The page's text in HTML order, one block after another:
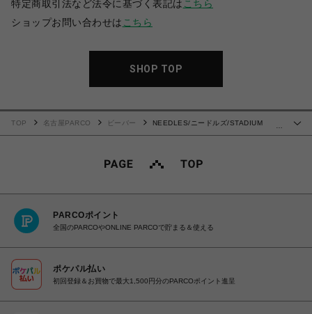
特定商取引法など法令に基づく表記は こちら
ショップお問い合わせは こちら
SHOP TOP
…
TOP 名古屋PARCO ビーバー
NEEDLES/ニードルズ/STADIUM
PARCOポイント
全国のPARCOやONLINE PARCOで貯まる＆使える
ポケパル払い
初回登録＆お買物で最大1,500円分のPARCOポイント進呈